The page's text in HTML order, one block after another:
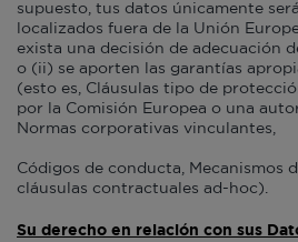
supuesto, tus datos únicamente
localizados fuera de la Unión
exista una decisión de adecuación
o (ii) se aporten las garantías
(esto es, Cláusulas tipo de
por la Comisión Europea o una
Normas corporativas vinculantes,
Códigos de conducta, Mecanismos
cláusulas contractuales ad-hoc).
Su derecho en relación con sus